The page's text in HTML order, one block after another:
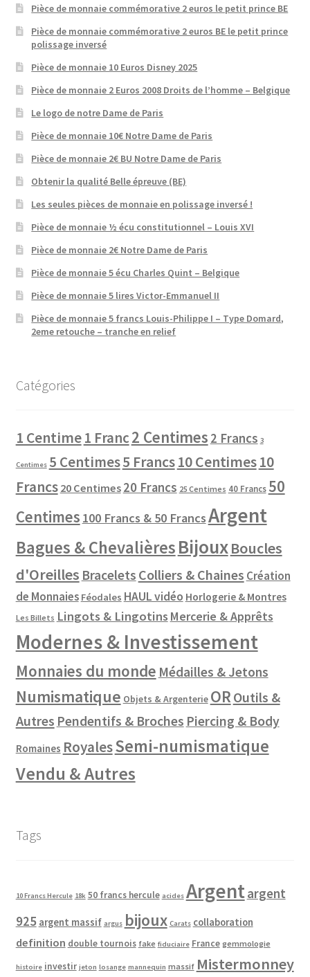
Pièce de monnaie commémorative 2 euros le petit prince BE
Pièce de monnaie commémorative 2 euros BE le petit prince
polissage inversé
Pièce de monnaie 10 Euros Disney 2025
Pièce de monnaie 2 Euros 2008 Droits de l’homme – Belgique
Le logo de notre Dame de Paris
Pièce de monnaie 10€ Notre Dame de Paris
Pièce de monnaie 2€ BU Notre Dame de Paris
Obtenir la qualité Belle épreuve (BE)
Les seules pièces de monnaie en polissage inversé !
Pièce de monnaie ½ écu constitutionnel – Louis XVI
Pièce de monnaie 2€ Notre Dame de Paris
Pièce de monnaie 5 écu Charles Quint – Belgique
Pièce de monnaie 5 lires Victor-Emmanuel II
Pièce de monnaie 5 francs Louis-Philippe I – Type Domard,
2eme retouche – tranche en relief
Catégories
1 Centime1 Franc2 Centimes 2 Francs 3
Centimes 5 Centimes5 Francs10 Centimes10
Francs 20 Centimes 20 Francs 25 Centimes 40 Francs 50
Centimes 100 Francs & 50 FrancsArgent
Bagues & ChevalièresBijouxBoucles
d'Oreilles Bracelets Colliers & Chaines Création
de Monnaies Féodales HAUL vidéo Horlogerie & Montres
Les Billets Lingots & Lingotins Mercerie & Apprêts
Modernes & Investissement
Monnaies du monde Médailles & Jetons
Numismatique Objets & Argenterie OR Outils &
Autres Pendentifs & Broches Piercing & Body
Romaines RoyalesSemi-numismatique
Vendu & Autres
Tags
10 Francs Hercule 18k 50 francs hercule acides Argentargent
925 argent massif argus bijoux Carats collaboration
definition double tournois fake fiduciaire France gemmologie
histoire investir jeton losange mannequin massif Mistermonney